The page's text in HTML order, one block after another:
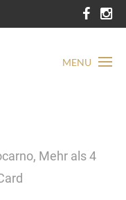
MENU
Mehr als 4